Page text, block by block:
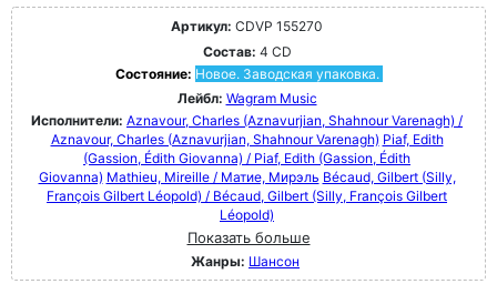
Артикул: CDVP 155270
Состав: 4 CD
Состояние: Новое. Заводская упаковка.
Лейбл: Wagram Music
Исполнители: Aznavour, Charles (Aznavurjian, Shahnour Varenagh) /
Aznavour, Charles (Aznavurjian, Shahnour Varenagh) Piaf, Edith
(Gassion, Édith Giovanna) / Piaf, Edith (Gassion, Édith
Giovanna) Mathieu, Mireille / Матие, Мирэль Bécaud, Gilbert (Silly,
François Gilbert Léopold) / Bécaud, Gilbert (Silly, François Gilbert
Léopold)
Показать больше
Жанры: Шансон